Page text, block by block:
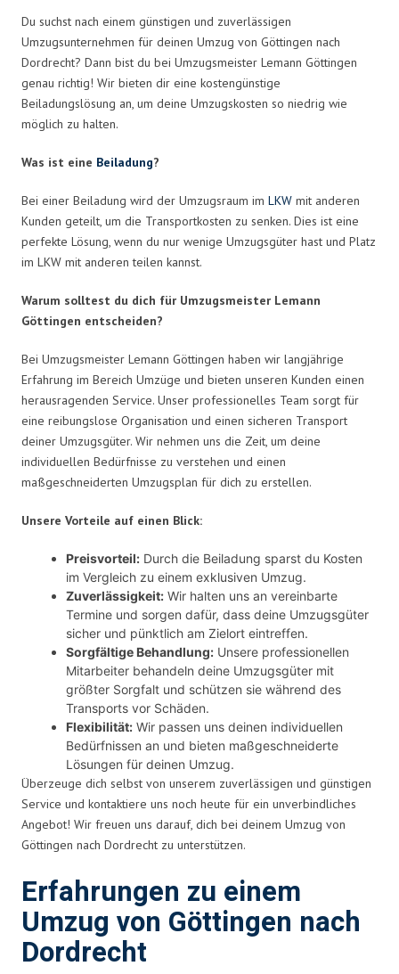
Du suchst nach einem günstigen und zuverlässigen
Umzugsunternehmen für deinen Umzug von Göttingen nach
Dordrecht? Dann bist du bei Umzugsmeister Lemann Göttingen
genau richtig! Wir bieten dir eine kostengünstige
Beiladungslösung an, um deine Umzugskosten so niedrig wie
möglich zu halten.
Was ist eine Beiladung?
Bei einer Beiladung wird der Umzugsraum im LKW mit anderen
Kunden geteilt, um die Transportkosten zu senken. Dies ist eine
perfekte Lösung, wenn du nur wenige Umzugsgüter hast und Platz
im LKW mit anderen teilen kannst.
Warum solltest du dich für Umzugsmeister Lemann
Göttingen entscheiden?
Bei Umzugsmeister Lemann Göttingen haben wir langjährige
Erfahrung im Bereich Umzüge und bieten unseren Kunden einen
herausragenden Service. Unser professionelles Team sorgt für
eine reibungslose Organisation und einen sicheren Transport
deiner Umzugsgüter. Wir nehmen uns die Zeit, um deine
individuellen Bedürfnisse zu verstehen und einen
maßgeschneiderten Umzugsplan für dich zu erstellen.
Unsere Vorteile auf einen Blick:
Preisvorteil: Durch die Beiladung sparst du Kosten
im Vergleich zu einem exklusiven Umzug.
Zuverlässigkeit: Wir halten uns an vereinbarte
Termine und sorgen dafür, dass deine Umzugsgüter
sicher und pünktlich am Zielort eintreffen.
Sorgfältige Behandlung: Unsere professionellen
Mitarbeiter behandeln deine Umzugsgüter mit
größter Sorgfalt und schützen sie während des
Transports vor Schäden.
Flexibilität: Wir passen uns deinen individuellen
Bedürfnissen an und bieten maßgeschneiderte
Lösungen für deinen Umzug.
Überzeuge dich selbst von unserem zuverlässigen und günstigen
Service und kontaktiere uns noch heute für ein unverbindliches
Angebot! Wir freuen uns darauf, dich bei deinem Umzug von
Göttingen nach Dordrecht zu unterstützen.
Erfahrungen zu einem
Umzug von Göttingen nach
Dordrecht